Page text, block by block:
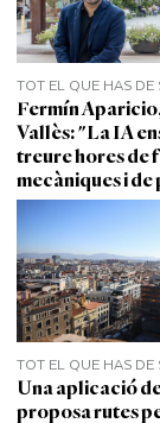
TOT EL QUE HAS DE
Fermín
Vallès: "La IA
treure hores de
mecàniques i
TOT EL QUE HAS DE
Una aplicació
proposa rutes